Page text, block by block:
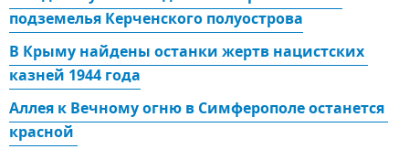
подземелья Керченского полуострова
В Крыму найдены останки жертв нацистских
казней 1944 года
Аллея к Вечному огню в Симферополе останется
красной